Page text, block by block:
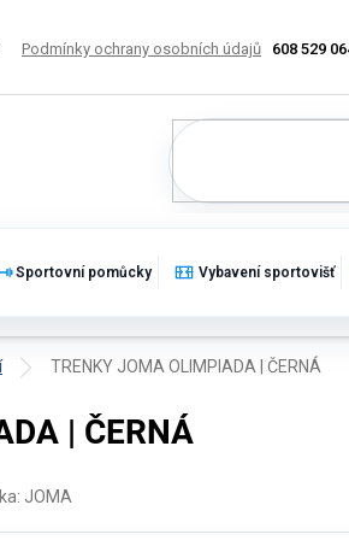
608 529
Podmínky ochrany osobních údajů Výměna,
Sportovní pomůcky Vybavení sportovišť
TRENKY JOMA OLIMPIADA | ČERNÁ
| ČERNÁ
JOMA